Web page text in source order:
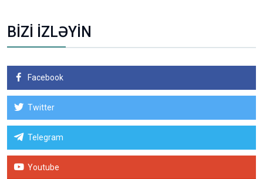
BİZİ İZLƏYİN
Facebook
Twitter
Telegram
Youtube